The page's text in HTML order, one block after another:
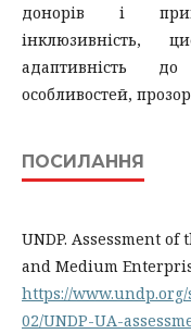
донорів і
інклюзивність,
адаптивність
особливостей,
ПОСИЛАННЯ
UNDP. Assessment
and Medium
https://www.undp.org/
02/UNDP-UA-